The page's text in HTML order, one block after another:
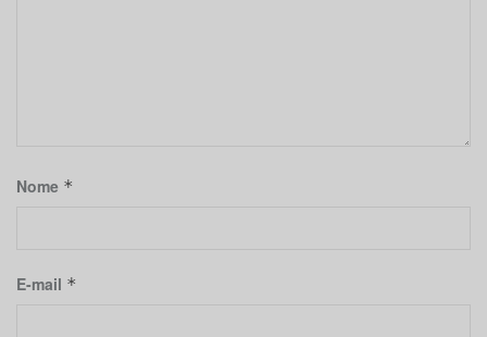
Nome *
E-mail *